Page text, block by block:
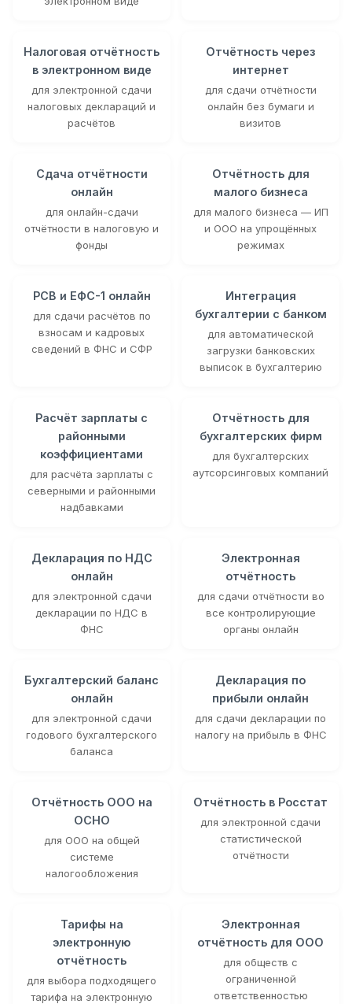
Налоговая отчётность
в электронном виде
для электронной сдачи
налоговых деклараций и
расчётов
Отчётность через
интернет
для сдачи отчётности
онлайн без бумаги и
визитов
Сдача отчётности
онлайн
для онлайн-сдачи
отчётности в налоговую и
фонды
Отчётность для
малого бизнеса
для малого бизнеса — ИП
и ООО на упрощённых
режимах
РСВ и ЕФС-1 онлайн
для сдачи расчётов по
взносам и кадровых
сведений в ФНС и СФР
Интеграция
бухгалтерии с банком
для автоматической
загрузки банковских
выписок в бухгалтерию
Расчёт зарплаты с
районными
коэффициентами
для расчёта зарплаты с
северными и районными
надбавками
Отчётность для
бухгалтерских фирм
для бухгалтерских
аутсорсинговых компаний
Декларация по НДС
онлайн
для электронной сдачи
декларации по НДС в
ФНС
Электронная
отчётность
для сдачи отчётности во
все контролирующие
органы онлайн
Бухгалтерский баланс
онлайн
для электронной сдачи
годового бухгалтерского
баланса
Декларация по
прибыли онлайн
для сдачи декларации по
налогу на прибыль в ФНС
Отчётность ООО на
ОСНО
для ООО на общей
системе
налогообложения
Отчётность в Росстат
для электронной сдачи
статистической
отчётности
Тарифы на
электронную
отчётность
для выбора подходящего
тарифа на электронную
Электронная
отчётность для ООО
для обществ с
ограниченной
ответственностью